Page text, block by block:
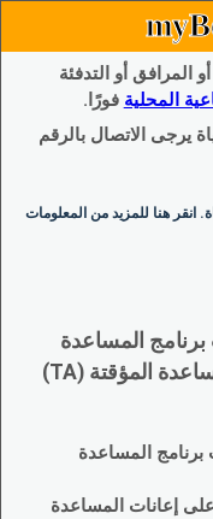
المرافق أو التدفئة
المحلية فورًا.
يرجى الاتصال بالرقم
انقر هنا للمزيد من المعلومات
المساعدة
الغذائية التكميلية (SNAP) وبرنامج المساعدة المؤقتة (TA)
المساعدة
إعانات المساعدة